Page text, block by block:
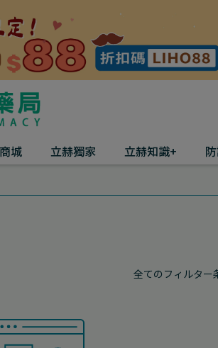
城 立赫獨家 立赫知識+
全てのフィルター